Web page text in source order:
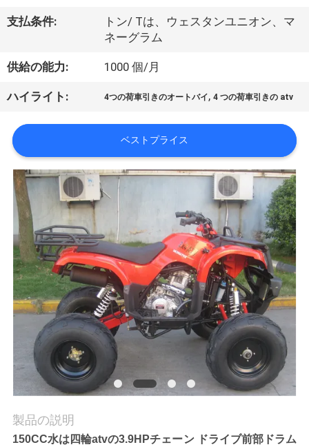
て
工
場
行
品
質
管
理
私
絡
支払条件:
トン/ Tは、ウェスタンユニオン、マ
ネーグラム
供給の能力: 1000 個/月
ハイライト: 4つの荷車引きのオートバイ,4 つの荷車引きの atv
ベストプライス
製品の説明
150CC水は四輪atvの3.9HPチェーン ドライブ前部ドラム